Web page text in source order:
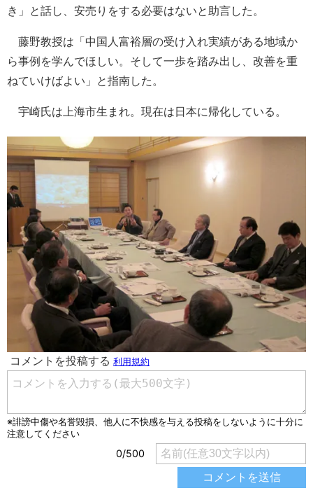
き」と話し、安売りをする必要はないと助言した。
藤野教授は「中国人富裕層の受け入れ実績がある地域か
ら事例を学んでほしい。そして一歩を踏み出し、改善を重
ねていけばよい」と指南した。
宇崎氏は上海市生まれ。現在は日本に帰化している。